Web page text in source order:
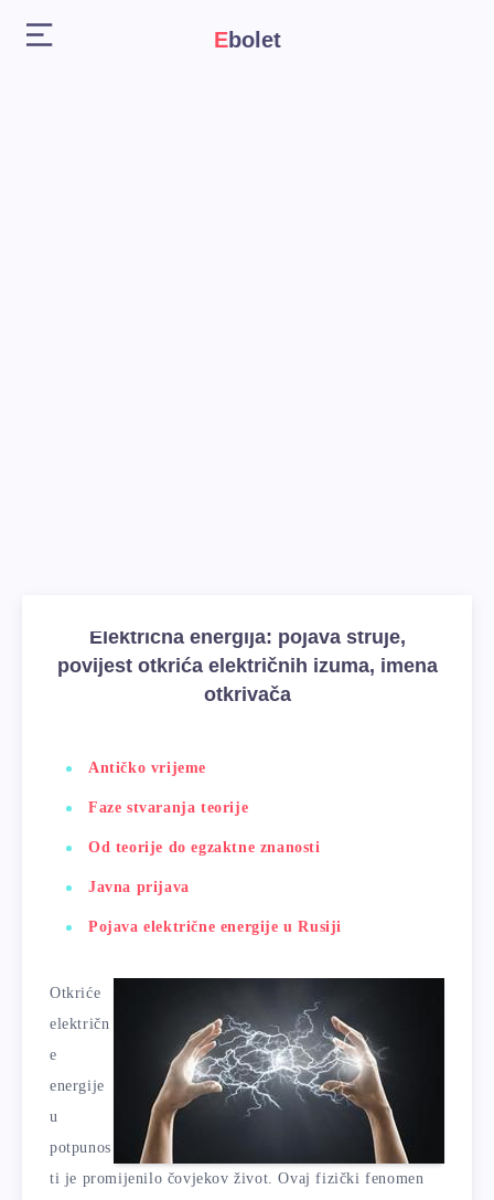
Ebolet
Električna energija: pojava struje,
povijest otkrića električnih izuma, imena
otkrivača
Antičko vrijeme
Faze stvaranja teorije
Od teorije do egzaktne znanosti
Javna prijava
Pojava električne energije u Rusiji
Otkriće
električn
e
energije
u
potpunos
ti je promijenilo čovjekov život. Ovaj fizički fenomen